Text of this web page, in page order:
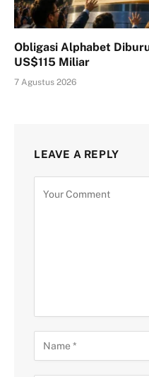
Obligasi Alphabet
US$115 Miliar
7 Agustus 2026
LEAVE A REPLY